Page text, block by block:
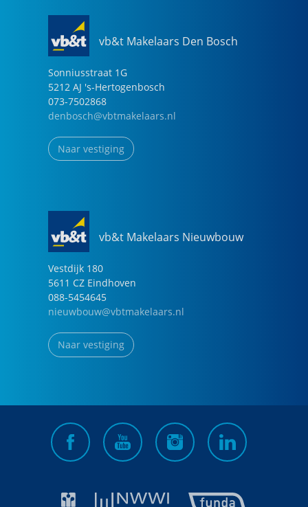
vb&t Makelaars Den Bosch
Sonniusstraat 1G
5212 AJ 's-Hertogenbosch
073-7502868
denbosch@vbtmakelaars.nl
Naar vestiging
vb&t Makelaars Nieuwbouw
Vestdijk 180
5611 CZ Eindhoven
088-5454645
nieuwbouw@vbtmakelaars.nl
Naar vestiging